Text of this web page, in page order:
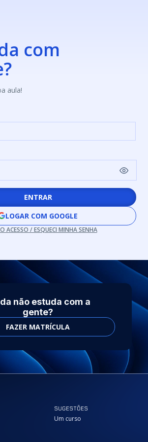
com
aula!
ENTRAR
LOGAR COM GOOGLE
ACESSO / ESQUECI MINHA SENHA
não estuda com a
gente?
FAZER MATRÍCULA
SUGESTÕES
Um curso